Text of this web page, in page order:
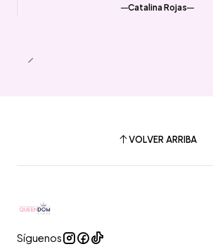
Catalina Rojas
VOLVER ARRIBA
Síguenos